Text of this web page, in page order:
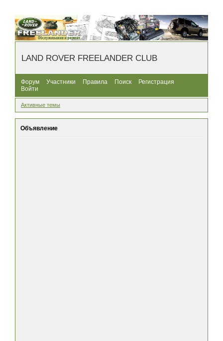
LAND ROVER FREELANDER CLUB
Форум Участники Правила Поиск
Регистрация
Войти
Активные темы
Объявление